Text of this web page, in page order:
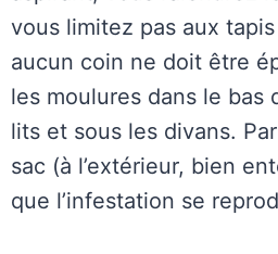
vous limitez pas aux
aucun coin ne doit être
les moulures dans le bas
lits et sous les divans.
sac (à l’extérieur, bien
que l’infestation se